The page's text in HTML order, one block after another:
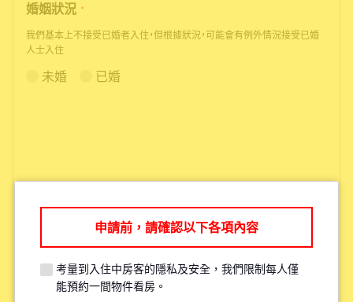
婚姻狀況 *
我們基本上不接受已婚者入住，但根據狀況，可能會有例外情況接受已婚
人士入住
未婚 已婚
根據您的需求，我們可能會推薦您其
他更適合的物件。
申請前，請確認以下各項內容
考量到入住中房客的隱私及安全，我們限制每人僅
能預約一間物件看房。